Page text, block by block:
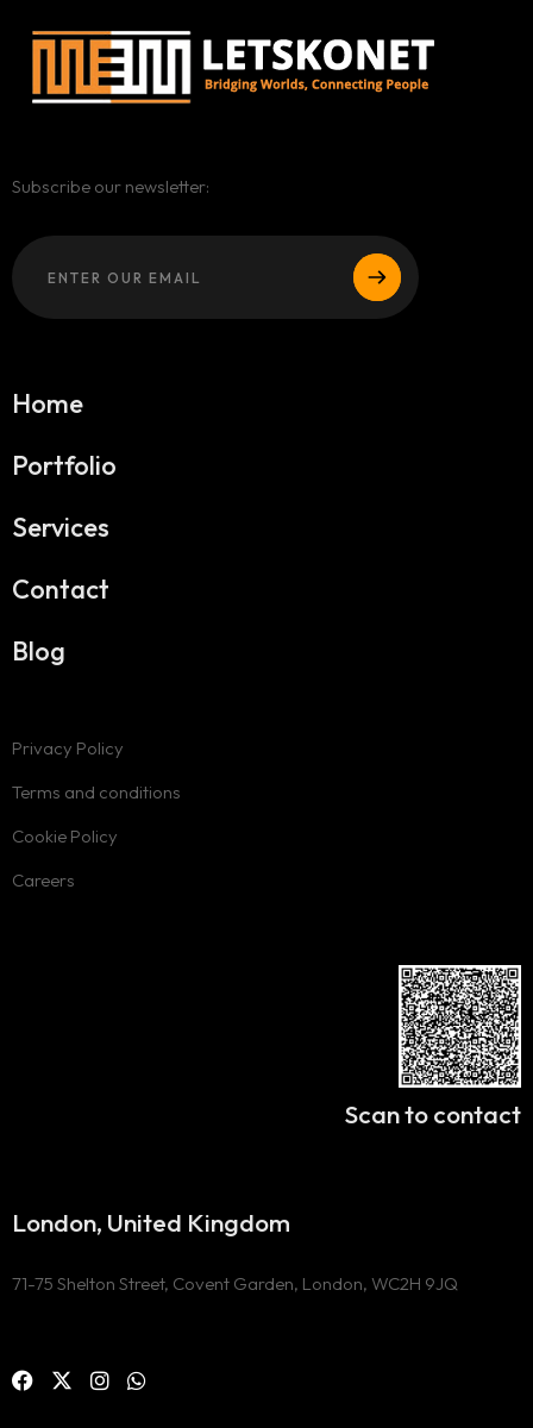
Subscribe our newsletter:
Home
Portfolio
Services
Contact
Blog
Privacy Policy
Terms and conditions
Cookie Policy
Careers
London, United Kingdom
71-75 Shelton Street, Covent Garden, London, WC2H 9JQ
Scan to contact